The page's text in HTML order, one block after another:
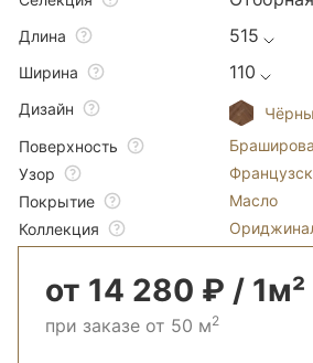
Длина 515
Ширина 110
Дизайн
Поверхность
Узор
Покрытие
Масло
Коллекция
от 14 280 ₽ / 1м²
при заказе от 50 м2